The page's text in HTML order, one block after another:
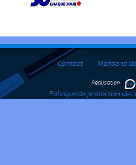
Contact Mentions
Politique de protection des
Réalisation